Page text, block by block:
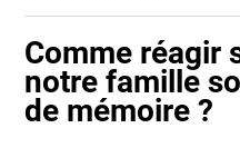
Comme réagir
notre famille
de mémoire ?